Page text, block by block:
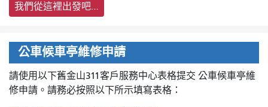
我們從這裡出發吧…
公車候車亭維修申請
請使用以下舊金山311客戶服務中心表格提交 公車候車亭維
修申請。請務必按照以下所示填寫表格：